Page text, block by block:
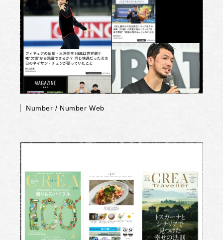
Number / Number Web